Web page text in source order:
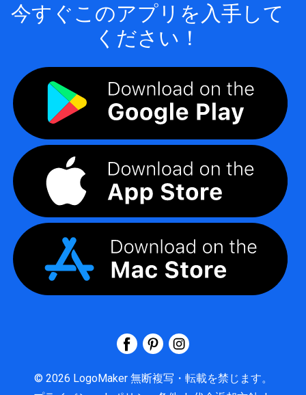
今すぐこのアプリを入手して
ください！
© 2026 LogoMaker 無断複写・転載を禁じます。